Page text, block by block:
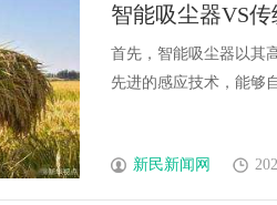
智能吸尘器VS
首先，智能吸尘器以其
先进的感应技术，能够
新民新闻网